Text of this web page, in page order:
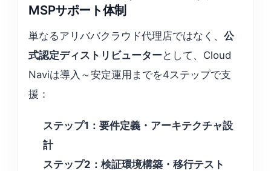
MSPサポート体制
単なるアリババクラウド代理店ではなく、公
式認定ディストリビューターとして、Cloud
Naviは導入～安定運用までを4ステップで支
援：
ステップ1：要件定義・アーキテクチャ設
計
ステップ2：検証環境構築・移行テスト